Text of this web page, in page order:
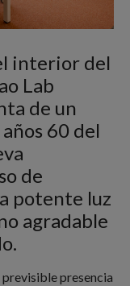
interior del
Lab
de un
60 del
de
potente luz
agradable
previsible presencia